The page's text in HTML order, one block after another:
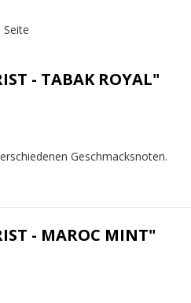
Seite
- TABAK ROYAL"
Geschmacksnoten.
- MAROC MINT"